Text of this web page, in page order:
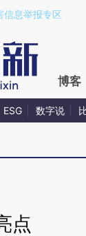
信息举报专区
博客
ESG 数字说
点